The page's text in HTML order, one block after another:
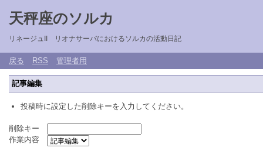
天秤座のソルカ
リネージュII リオナサーバにおけるソルカの活動日記
戻る RSS 管理者用
記事編集
投稿時に設定した削除キーを入力してください。
削除キー
作業内容